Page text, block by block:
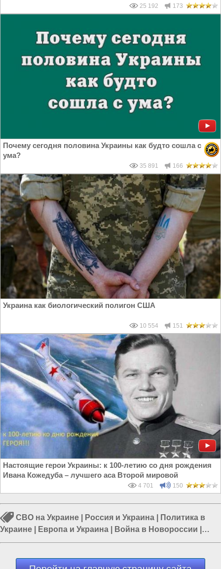
25 192 173
Почему сегодня половина Украины как будто сошла с
ума?
35 891 166
Украина как биологический полигон США
10 554 151
Настоящие герои Украины: к 100-летию со дня рождения
Ивана Кожедуба – лучшего аса Второй мировой
4 701 150
СВО на Украине Россия и Украина
Политика в
Украине
Европа и Украина Война в Новороссии
Гражданская война на Украине|Война Запада против